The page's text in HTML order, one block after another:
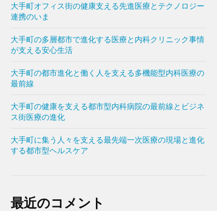
大手町オフィス街の健康支える先進医療とテクノロジー
連携のいま
大手町の多層都市で進化する医療と内科クリニック事情
が支える安心生活
大手町の都市進化と働く人を支える多機能型内科医療の
最前線
大手町の健康を支える都市型内科病院の最前線とビジネ
ス街医療の進化
大手町に集う人々を支える最先端一次医療の現場と進化
する都市型ヘルスケア
最近のコメント